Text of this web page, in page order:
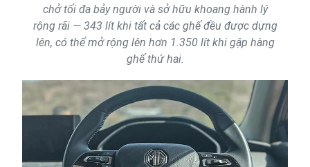
chở tối đa bảy người và sở hữu khoang hành lý
rộng rãi — 343 lít khi tất cả các ghế đều được dựng
lên, có thể mở rộng lên hơn 1.350 lít khi gập hàng
ghế thứ hai.